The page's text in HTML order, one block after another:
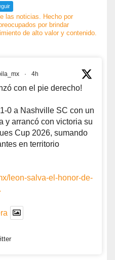
las noticias. Hecho por
por brindar
de alto valor y contenido.
· 4h
con el pie derecho!
0 a Nashville SC con un
y arrancó con victoria su
Cup 2026, sumando
en territorio
leon-salva-el-honor-de-